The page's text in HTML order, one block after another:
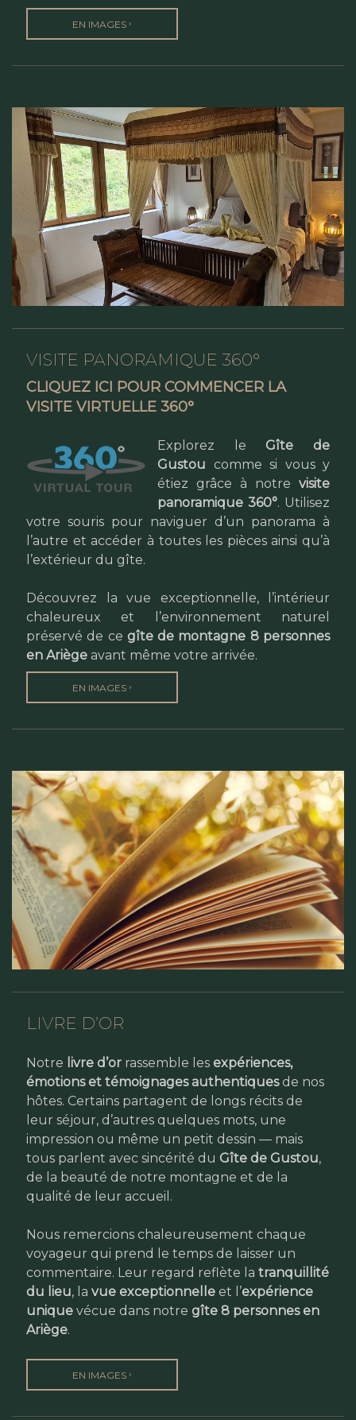
EN IMAGES ›
VISITE PANORAMIQUE 360°
CLIQUEZ ICI POUR COMMENCER LA
VISITE VIRTUELLE 360°
Explorez leGîte de
Gustou comme si vous y
étiez grâce à notre visite
panoramique 360°. Utilisez
votre souris pour naviguer d’un panorama à
l’autre et accéder à toutes les pièces ainsi qu’à
l’extérieur du gîte.
Découvrez la vue exceptionnelle, l’intérieur
chaleureux et l’environnement naturel
préservé de ce gîte de montagne 8 personnes
en Ariège avant même votre arrivée.
EN IMAGES ›
LIVRE D’OR
Notre livre d’or rassemble les expériences,
émotions et témoignages authentiquesde nos
hôtes. Certains partagent de longs récits de
leur séjour, d’autres quelques mots, une
impression ou même un petit dessin — mais
tous parlent avec sincérité du Gîte de Gustou,
de la beauté de notre montagne et de la
qualité de leur accueil.
Nous remercions chaleureusement chaque
voyageur qui prend le temps de laisser un
commentaire. Leur regard reflète la tranquillité
du lieu, la vue exceptionnelle et l’expérience
unique vécue dans notre gîte 8 personnes en
Ariège.
EN IMAGES ›